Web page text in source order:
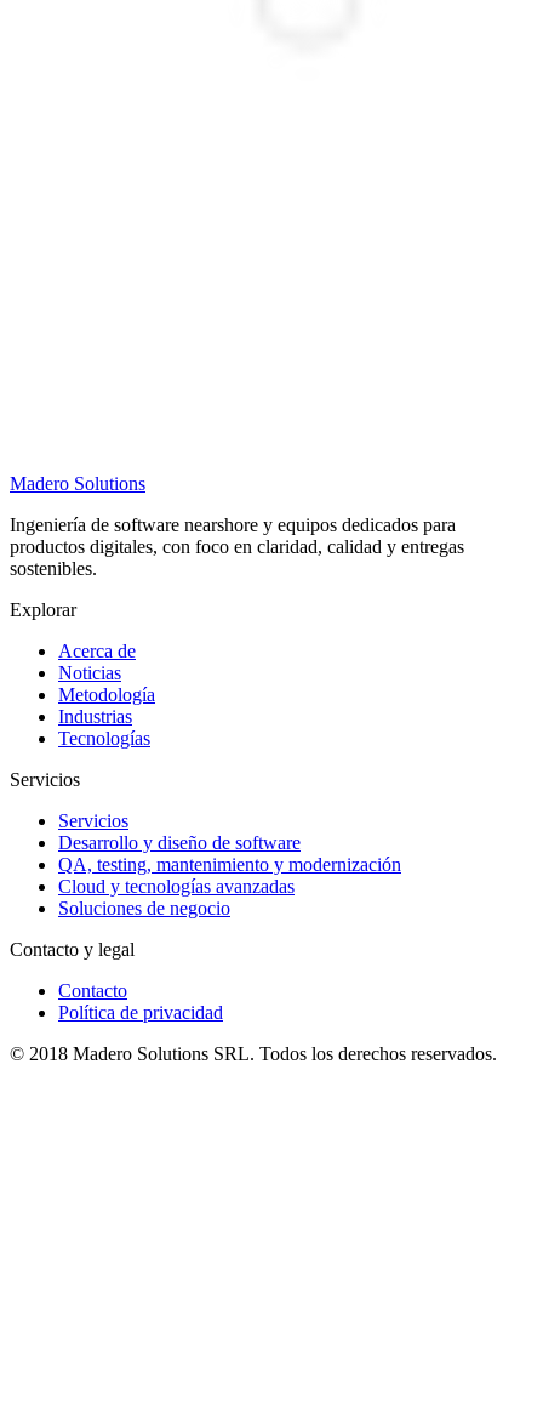
Madero Solutions
Ingeniería de software nearshore y equipos dedicados para
productos digitales, con foco en claridad, calidad y entregas
sostenibles.
Explorar
Acerca de
Noticias
Metodología
Industrias
Tecnologías
Servicios
Servicios
Desarrollo y diseño de software
QA, testing, mantenimiento y modernización
Cloud y tecnologías avanzadas
Soluciones de negocio
Contacto y legal
Contacto
Política de privacidad
© 2018 Madero Solutions SRL. Todos los derechos reservados.